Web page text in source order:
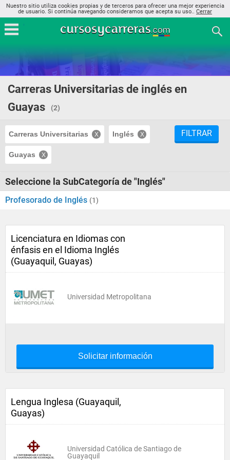
Nuestro sitio utiliza cookies propias y de terceros para ofrecer una mejor experiencia
de usuario. Si continúa navegando consideramos que acepta su uso.. Cerrar
Carreras Universitarias de inglés en
Guayas
(2)
Carreras Universitarias Inglés
Guayas
FILTRAR
Seleccione la SubCategoría de "Inglés"
Profesorado de Inglés (1)
Licenciatura en Idiomas con
énfasis en el Idioma Inglés
(Guayaquil, Guayas)
Universidad Metropolitana
Solicitar información
Lengua Inglesa (Guayaquil,
Guayas)
Universidad Católica de Santiago de
Guayaquil